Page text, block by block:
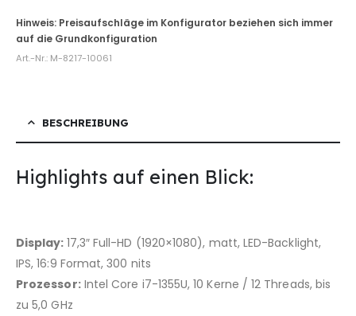
Art.-Nr.: M-8217-10061
BESCHREIBUNG
Highlights auf einen Blick:
Display: 17,3″ Full-HD (1920×1080), matt, LED-Backlight,
IPS, 16:9 Format, 300 nits
Prozessor:Intel Core i7-1355U, 10 Kerne / 12 Threads, bis
zu 5,0 GHz